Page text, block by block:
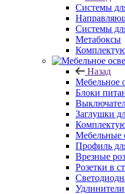
Системы
Системы
Метабоксы
Назад
Мебельное
Блоки
Заглушки
Мебельные
Профиль
Врезные
Розетки в
Удлинители